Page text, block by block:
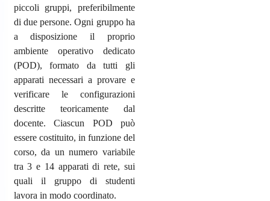
piccoli gruppi, preferibilmente
di due persone. Ogni gruppo ha
a disposizione il proprio
ambiente operativo dedicato
(POD), formato da tutti gli
apparati necessari a provare e
verificare le configurazioni
descritte teoricamente dal
docente. Ciascun POD può
essere costituito, in funzione del
corso, da un numero variabile
tra 3 e 14 apparati di rete, sui
quali il gruppo di studenti
lavora in modo coordinato.